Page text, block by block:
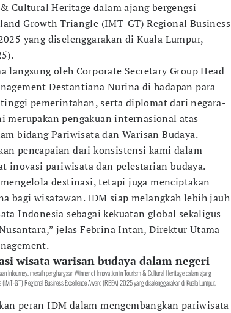
Cultural Heritage dalam ajang bergengsi
Growth Triangle (IMT-GT) Regional Business
yang diselenggarakan di Kuala Lumpur,
langsung oleh Corporate Secretary Group Head
Destantiana Nurina di hadapan para
pemerintahan, serta diplomat dari negara-
merupakan pengakuan internasional atas
bidang Pariwisata dan Warisan Budaya.
pencapaian dari konsistensi kami dalam
inovasi pariwisata dan pelestarian budaya.
destinasi, tetapi juga menciptakan
bagi wisatawan. IDM siap melangkah lebih jauh
Indonesia sebagai kekuatan global sekaligus
jelas Febrina Intan, Direktur Utama
wisata warisan budaya dalam negeri
InJourney, meraih penghargaan Winner of Innovation in Tourism & Cultural Heritage dalam ajang
GT) Regional Business Excellence Award (RBEA) 2025 yang diselenggarakan di Kuala Lumpur,
peran IDM dalam mengembangkan pariwisata